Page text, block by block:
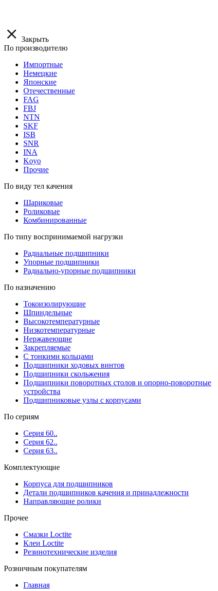
Закрыть
По производителю
Импортные
Немецкие
Японские
Отечественные
FAG
FBJ
NTN
SKF
ISB
SNR
INA
Koyo
Прочие
По виду тел качения
Шариковые
Роликовые
Комбинированные
По типу воспринимаемой нагрузки
Радиальные подшипники
Упорные подшипники
Радиально-упорные подшипники
По назначению
Токоизолирующие
Шпиндельные
Высокотемпературные
Низкотемпературные
Нержавеющие
Закрепляемые
С тонкими кольцами
Подшипники ходовых винтов
Подшипники скольжения
Подшипники поворотных столов и опорно-поворотные
устройства
Подшипниковые узлы с корпусами
По сериям
Серия 60..
Серия 62..
Серия 63..
Комплектующие
Корпуса для подшипников
Детали подшипников качения и принадлежности
Направляющие ролики
Прочее
Смазки Loctite
Клеи Loctite
Резинотехнические изделия
Розничным покупателям
Главная